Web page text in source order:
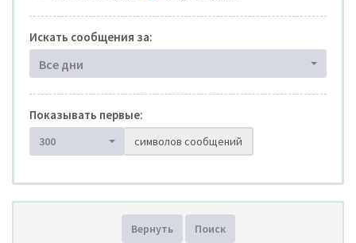
Искать сообщения за:
Все дни
Показывать первые:
300 символов сообщений
Вернуть Поиск